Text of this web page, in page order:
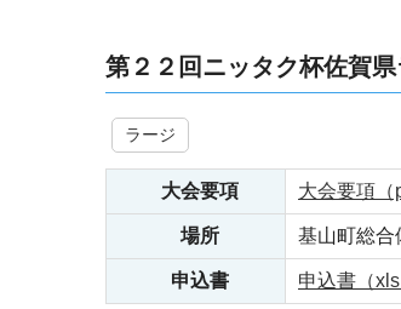
第２２回ニッタク杯佐賀
ラージ
大会要項 大会要項（
場所 基山町総合
申込書 申込書（xls